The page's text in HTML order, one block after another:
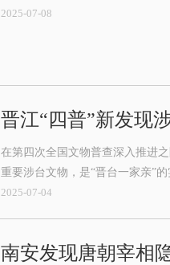
2025-07-08
晋江“四普”新发现
在第四次全国文物普查深入推进
重要涉台文物，是“晋台一家亲”的
2025-07-04
南安发现唐朝宰相